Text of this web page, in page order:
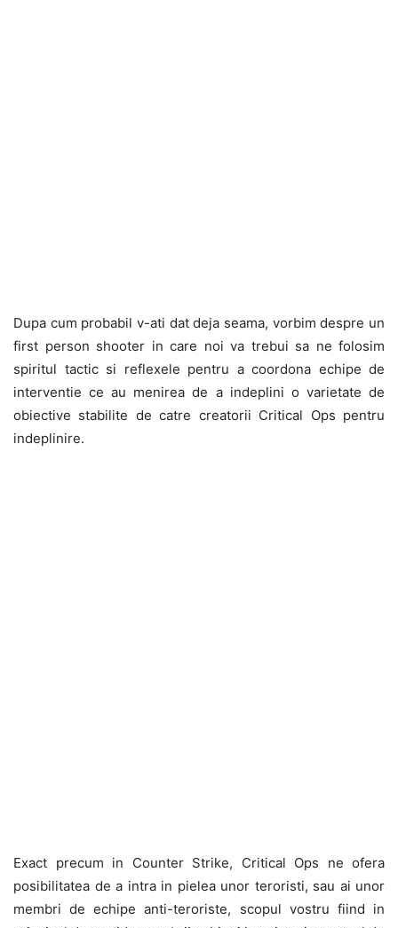
Dupa cum probabil v-ati dat deja seama, vorbim despre un
first person shooter in care noi va trebui sa ne folosim
spiritul tactic si reflexele pentru a coordona echipe de
interventie ce au menirea de a indeplini o varietate de
obiective stabilite de catre creatorii Critical Ops pentru
indeplinire.
Exact precum in Counter Strike, Critical Ops ne ofera
posibilitatea de a intra in pielea unor teroristi, sau ai unor
membri de echipe anti-teroriste, scopul vostru fiind in